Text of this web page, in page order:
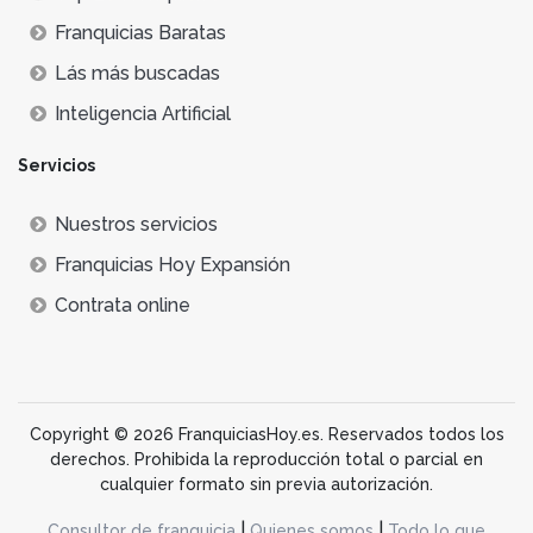
Franquicias Baratas
Lás más buscadas
Inteligencia Artificial
Servicios
Nuestros servicios
Franquicias Hoy Expansión
Contrata online
Copyright © 2026 FranquiciasHoy.es. Reservados todos los
derechos. Prohibida la reproducción total o parcial en
cualquier formato sin previa autorización.